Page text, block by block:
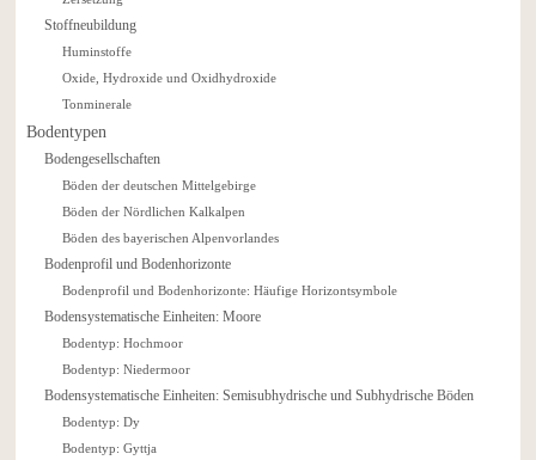
Stoffneubildung
Huminstoffe
Oxide, Hydroxide und Oxidhydroxide
Tonminerale
Bodentypen
Bodengesellschaften
Böden der deutschen Mittelgebirge
Böden der Nördlichen Kalkalpen
Böden des bayerischen Alpenvorlandes
Bodenprofil und Bodenhorizonte
Bodenprofil und Bodenhorizonte: Häufige Horizontsymbole
Bodensystematische Einheiten: Moore
Bodentyp: Hochmoor
Bodentyp: Niedermoor
Bodensystematische Einheiten: Semisubhydrische und Subhydrische Böden
Bodentyp: Dy
Bodentyp: Gyttja